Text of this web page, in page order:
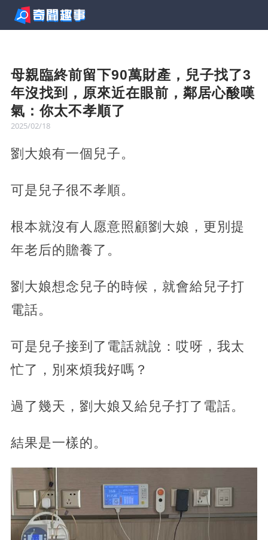
母親臨終前留下90萬財產，兒子找了3
年沒找到，原來近在眼前，鄰居心酸嘆
氣：你太不孝順了
2025/02/18
劉大娘有一個兒子。
可是兒子很不孝順。
根本就沒有人愿意照顧劉大娘，更別提
年老后的贍養了。
劉大娘想念兒子的時候，就會給兒子打
電話。
可是兒子接到了電話就說：哎呀，我太
忙了，別來煩我好嗎？
過了幾天，劉大娘又給兒子打了電話。
結果是一樣的。